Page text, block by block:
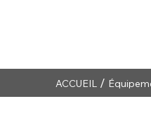
ACCUEIL /